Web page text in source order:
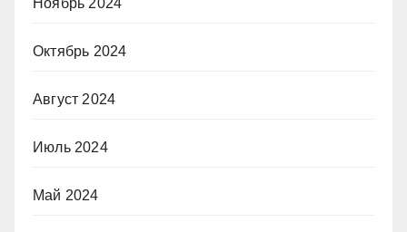
Октябрь 2024
Август 2024
Июль 2024
Май 2024